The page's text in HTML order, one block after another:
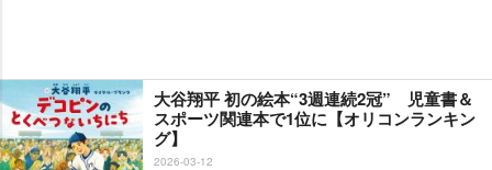
大谷翔平 初の絵本“3週連続2冠” 児童書＆
スポーツ関連本で1位に【オリコンランキン
グ】
2026-03-12